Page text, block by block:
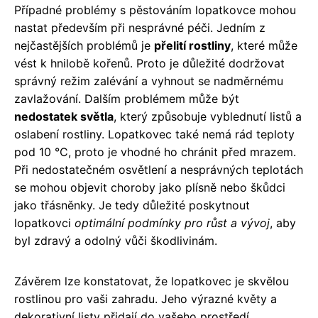
Případné problémy s pěstováním lopatkovce mohou
nastat především při nesprávné péči. Jedním z
nejčastějších problémů je přelití rostliny, které může
vést k hnilobě kořenů. Proto je důležité dodržovat
správný režim zalévání a vyhnout se nadměrnému
zavlažování. Dalším problémem může být
nedostatek světla, který způsobuje vyblednutí listů a
oslabení rostliny. Lopatkovec také nemá rád teploty
pod 10 °C, proto je vhodné ho chránit před mrazem.
Při nedostatečném osvětlení a nesprávných teplotách
se mohou objevit choroby jako plísně nebo škůdci
jako třásněnky. Je tedy důležité poskytnout
lopatkovci optimální podmínky pro růst a vývoj, aby
byl zdravý a odolný vůči škodlivinám.
Závěrem lze konstatovat, že lopatkovec je skvělou
rostlinou pro vaši zahradu. Jeho výrazné květy a